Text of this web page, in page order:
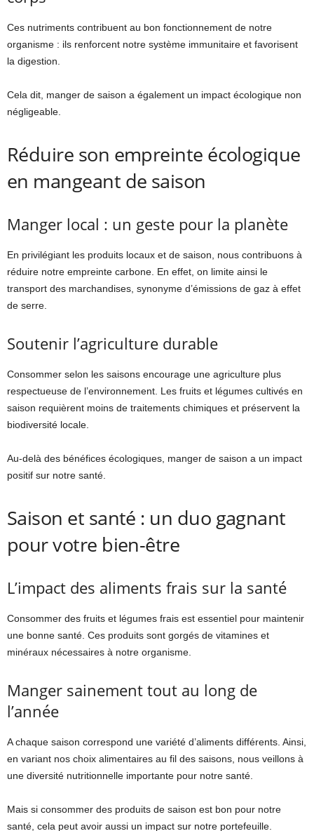
Ces nutriments contribuent au bon fonctionnement de notre
organisme : ils renforcent notre système immunitaire et favorisent
la digestion.
Cela dit, manger de saison a également un impact écologique non
négligeable.
Réduire son empreinte écologique
en mangeant de saison
Manger local : un geste pour la planète
En privilégiant les produits locaux et de saison, nous contribuons à
réduire notre empreinte carbone. En effet, on limite ainsi le
transport des marchandises, synonyme d’émissions de gaz à effet
de serre.
Soutenir l’agriculture durable
Consommer selon les saisons encourage une agriculture plus
respectueuse de l’environnement. Les fruits et légumes cultivés en
saison requièrent moins de traitements chimiques et préservent la
biodiversité locale.
Au-delà des bénéfices écologiques, manger de saison a un impact
positif sur notre santé.
Saison et santé : un duo gagnant
pour votre bien-être
L’impact des aliments frais sur la santé
Consommer des fruits et légumes frais est essentiel pour maintenir
une bonne santé. Ces produits sont gorgés de vitamines et
minéraux nécessaires à notre organisme.
Manger sainement tout au long de
l’année
A chaque saison correspond une variété d’aliments différents. Ainsi,
en variant nos choix alimentaires au fil des saisons, nous veillons à
une diversité nutritionnelle importante pour notre santé.
Mais si consommer des produits de saison est bon pour notre
santé, cela peut avoir aussi un impact sur notre portefeuille.